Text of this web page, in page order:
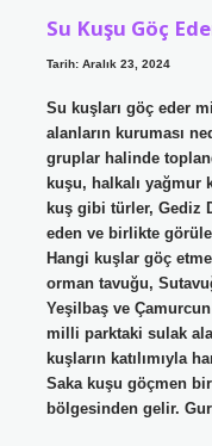
Su Kuşu Göç
Tarih: Aralık 23, 2024
Su kuşları göç eder
alanların kuruması
gruplar halinde
kuşu, halkalı yağmur
kuş gibi türler, Gediz
eden ve birlikte
Hangi kuşlar göç
orman tavuğu,
Yeşilbaş ve
milli parktaki sulak
kuşların katılımıyla
Saka kuşu göçmen
bölgesinden gelir.